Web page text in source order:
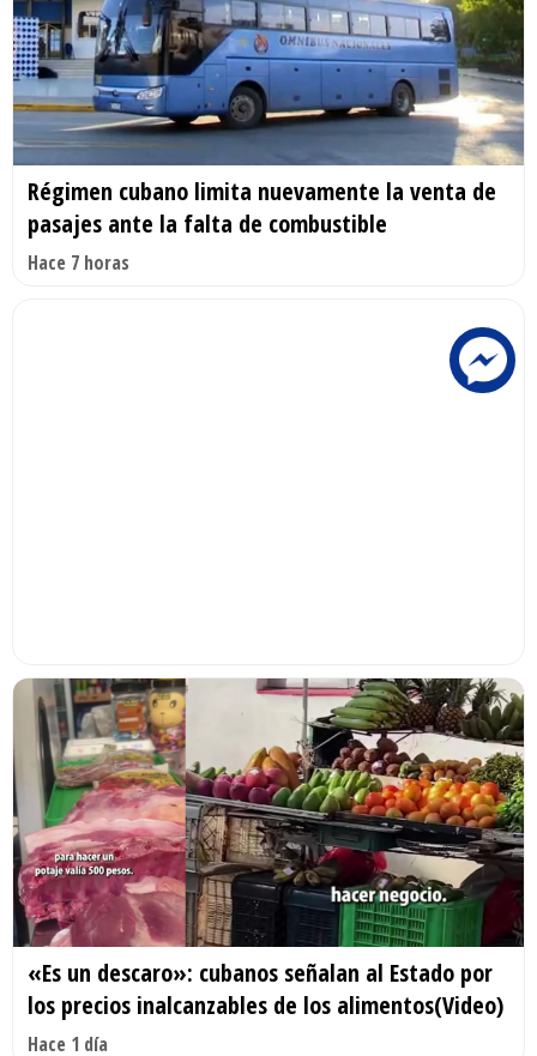
Régimen cubano limita nuevamente la venta de
pasajes ante la falta de combustible
Hace 7 horas
«Es un descaro»: cubanos señalan al Estado por
los precios inalcanzables de los alimentos(Video)
Hace 1 día